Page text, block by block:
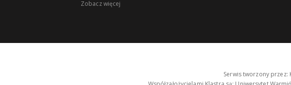
Zobacz więcej
Serwis tworzony